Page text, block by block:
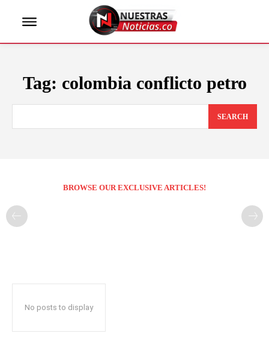
Tag: colombia conflicto petro
SEARCH
BROWSE OUR EXCLUSIVE ARTICLES!
No posts to display